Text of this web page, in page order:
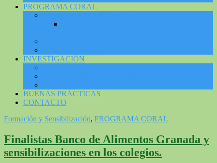
PROGRAMA CORAL
INVESTIGACIÓN
BUENAS PRÁCTICAS
CONTACTO
Formación y Sensibilización, PROGRAMA CORAL
Finalistas Banco de Alimentos Granada y
sensibilizaciones en los colegios.